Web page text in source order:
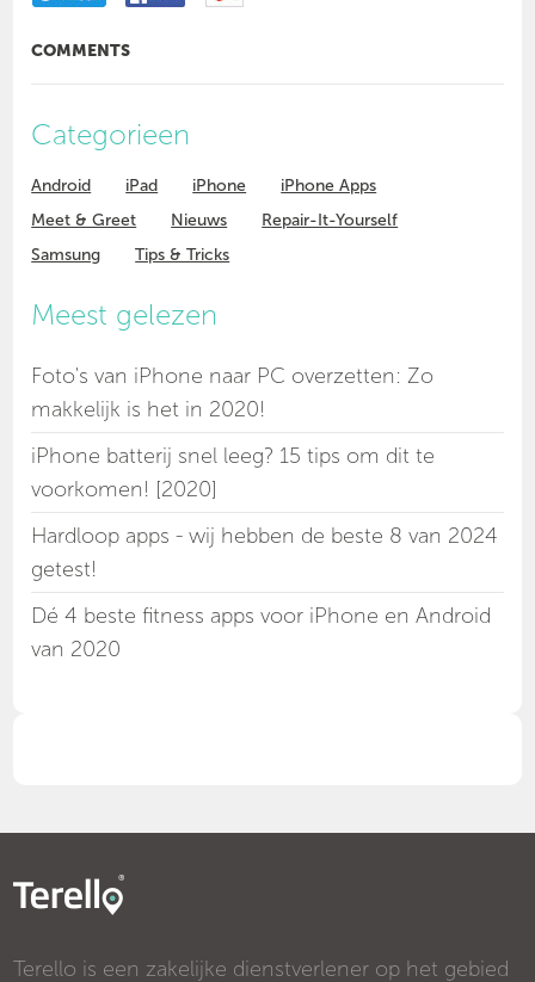
COMMENTS
Categorieen
Android iPad iPhone
iPhone Apps
Meet & Greet
Nieuws
Repair-It-Yourself
Samsung
Tips & Tricks
Meest gelezen
Foto's van iPhone naar PC overzetten: Zo
makkelijk is het in 2020!
iPhone batterij snel leeg? 15 tips om dit te
voorkomen! [2020]
Hardloop apps - wij hebben de beste 8 van 2024
getest!
Dé 4 beste fitness apps voor iPhone en Android
van 2020
Terello is een zakelijke dienstverlener op het gebied